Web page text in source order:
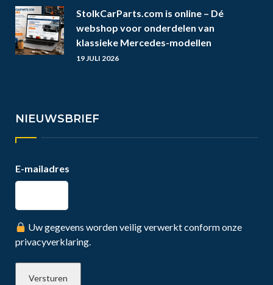
StolkCarParts.com is online – Dé
webshop voor onderdelen van
klassieke Mercedes-modellen
19 JULI 2026
NIEUWSBRIEF
E-mailadres
Uw gegevens worden veilig verwerkt conform onze
privacyverklaring.